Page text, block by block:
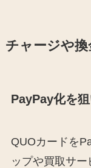
チャージや
PayPay化を
QUOカードを
ップや買取サ